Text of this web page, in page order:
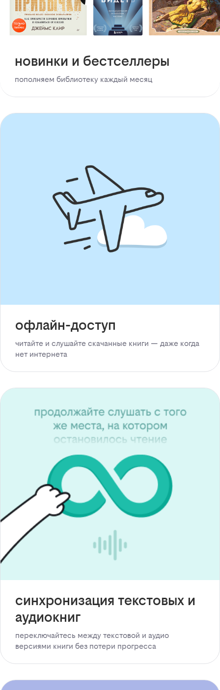
новинки и бестселлеры
пополняем библиотеку каждый месяц
офлайн-доступ
читайте и слушайте скачанные книги — даже когда
нет интернета
синхронизация текстовых и
аудиокниг
переключайтесь между текстовой и аудио
версиями книги без потери прогресса